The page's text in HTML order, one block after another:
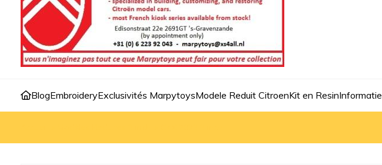
BlogEmbroideryExclusivités MarpytoysModele Reduit CitroenKit en ResinInformatie